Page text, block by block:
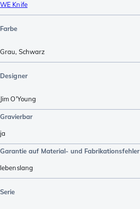
WE Knife
Farbe
Grau, Schwarz
Designer
Jim O'Young
Gravierbar
ja
Garantie auf Material- und Fabrikationsfehler
lebenslang
Serie